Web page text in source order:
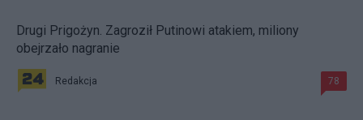
Drugi Prigożyn. Zagroził Putinowi atakiem, miliony
obejrzało nagranie
Redakcja 78